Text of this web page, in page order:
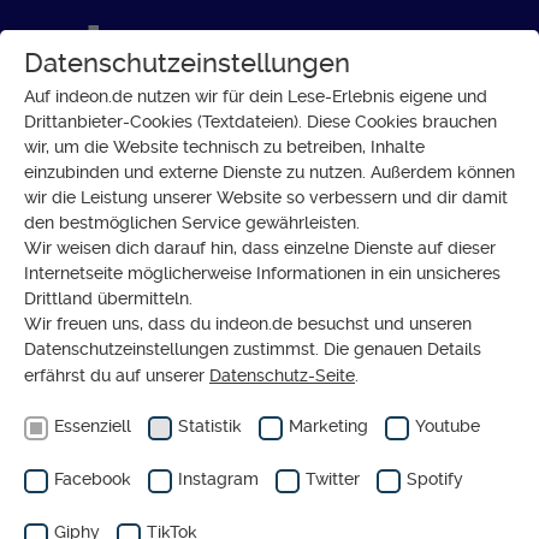
Gesellschaft
Gesellschaft verändert sich ständig und viele
Entwicklungen betreffen unseren Alltag
direkt. Auf indeon findest duAnalysen,
Meinungen, Reportagen und Hintergründezu
Demokratie, Klimaschutz und sozialer
Gerechtigkeit über Beziehungen, mentale
Datenschutzeinstellungen
Auf indeon.de nutzen wir für dein Lese-Erlebnis eigene und
Drittanbieter-Cookies (Textdateien). Diese Cookies brauchen
wir, um die Website technisch zu betreiben, Inhalte
einzubinden und externe Dienste zu nutzen. Außerdem können
wir die Leistung unserer Website so verbessern und dir damit
den bestmöglichen Service gewährleisten.
Wir weisen dich darauf hin, dass einzelne Dienste auf dieser
Internetseite möglicherweise Informationen in ein unsicheres
Drittland übermitteln.
Wir freuen uns, dass du indeon.de besuchst und unseren
Datenschutzeinstellungen zustimmst. Die genauen Details
erfährst du auf unserer Datenschutz-Seite
Essenziell Statistik Marketing Youtube
Facebook Instagram Twitter Spotify
Giphy TikTok